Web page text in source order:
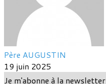
Père AUGUSTIN
19 juin 2025
Je m'abonne à la newsletter